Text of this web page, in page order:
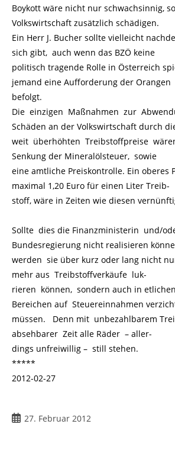
Boykott wäre nicht nur schwachsinnig,
Volkswirtschaft zusätzlich schädigen.
Ein Herr J. Bucher sollte vielleicht
sich gibt, auch wenn das BZÖ keine
politisch tragende Rolle in Österreich
jemand eine Aufforderung der Orangen
befolgt.
Die einzigen Maßnahmen zur
Schäden an der Volkswirtschaft durch
weit überhöhten Treibstoffpreise
Senkung der Mineralölsteuer, sowie
eine amtliche Preiskontrolle. Ein oberes
maximal 1,20 Euro für einen Liter Treib-
stoff, wäre in Zeiten wie diesen
Sollte dies die Finanzministerin und/
Bundesregierung nicht realisieren
werden sie über kurz oder lang nicht
mehr aus Treibstoffverkäufe luk-
rieren können, sondern auch in
Bereichen auf Steuereinnahmen
müssen. Denn mit unbezahlbarem
absehbarer Zeit alle Räder – aller-
dings unfreiwillig – still stehen.
*****
2012-02-27
Beitrag
27. Februar 2012